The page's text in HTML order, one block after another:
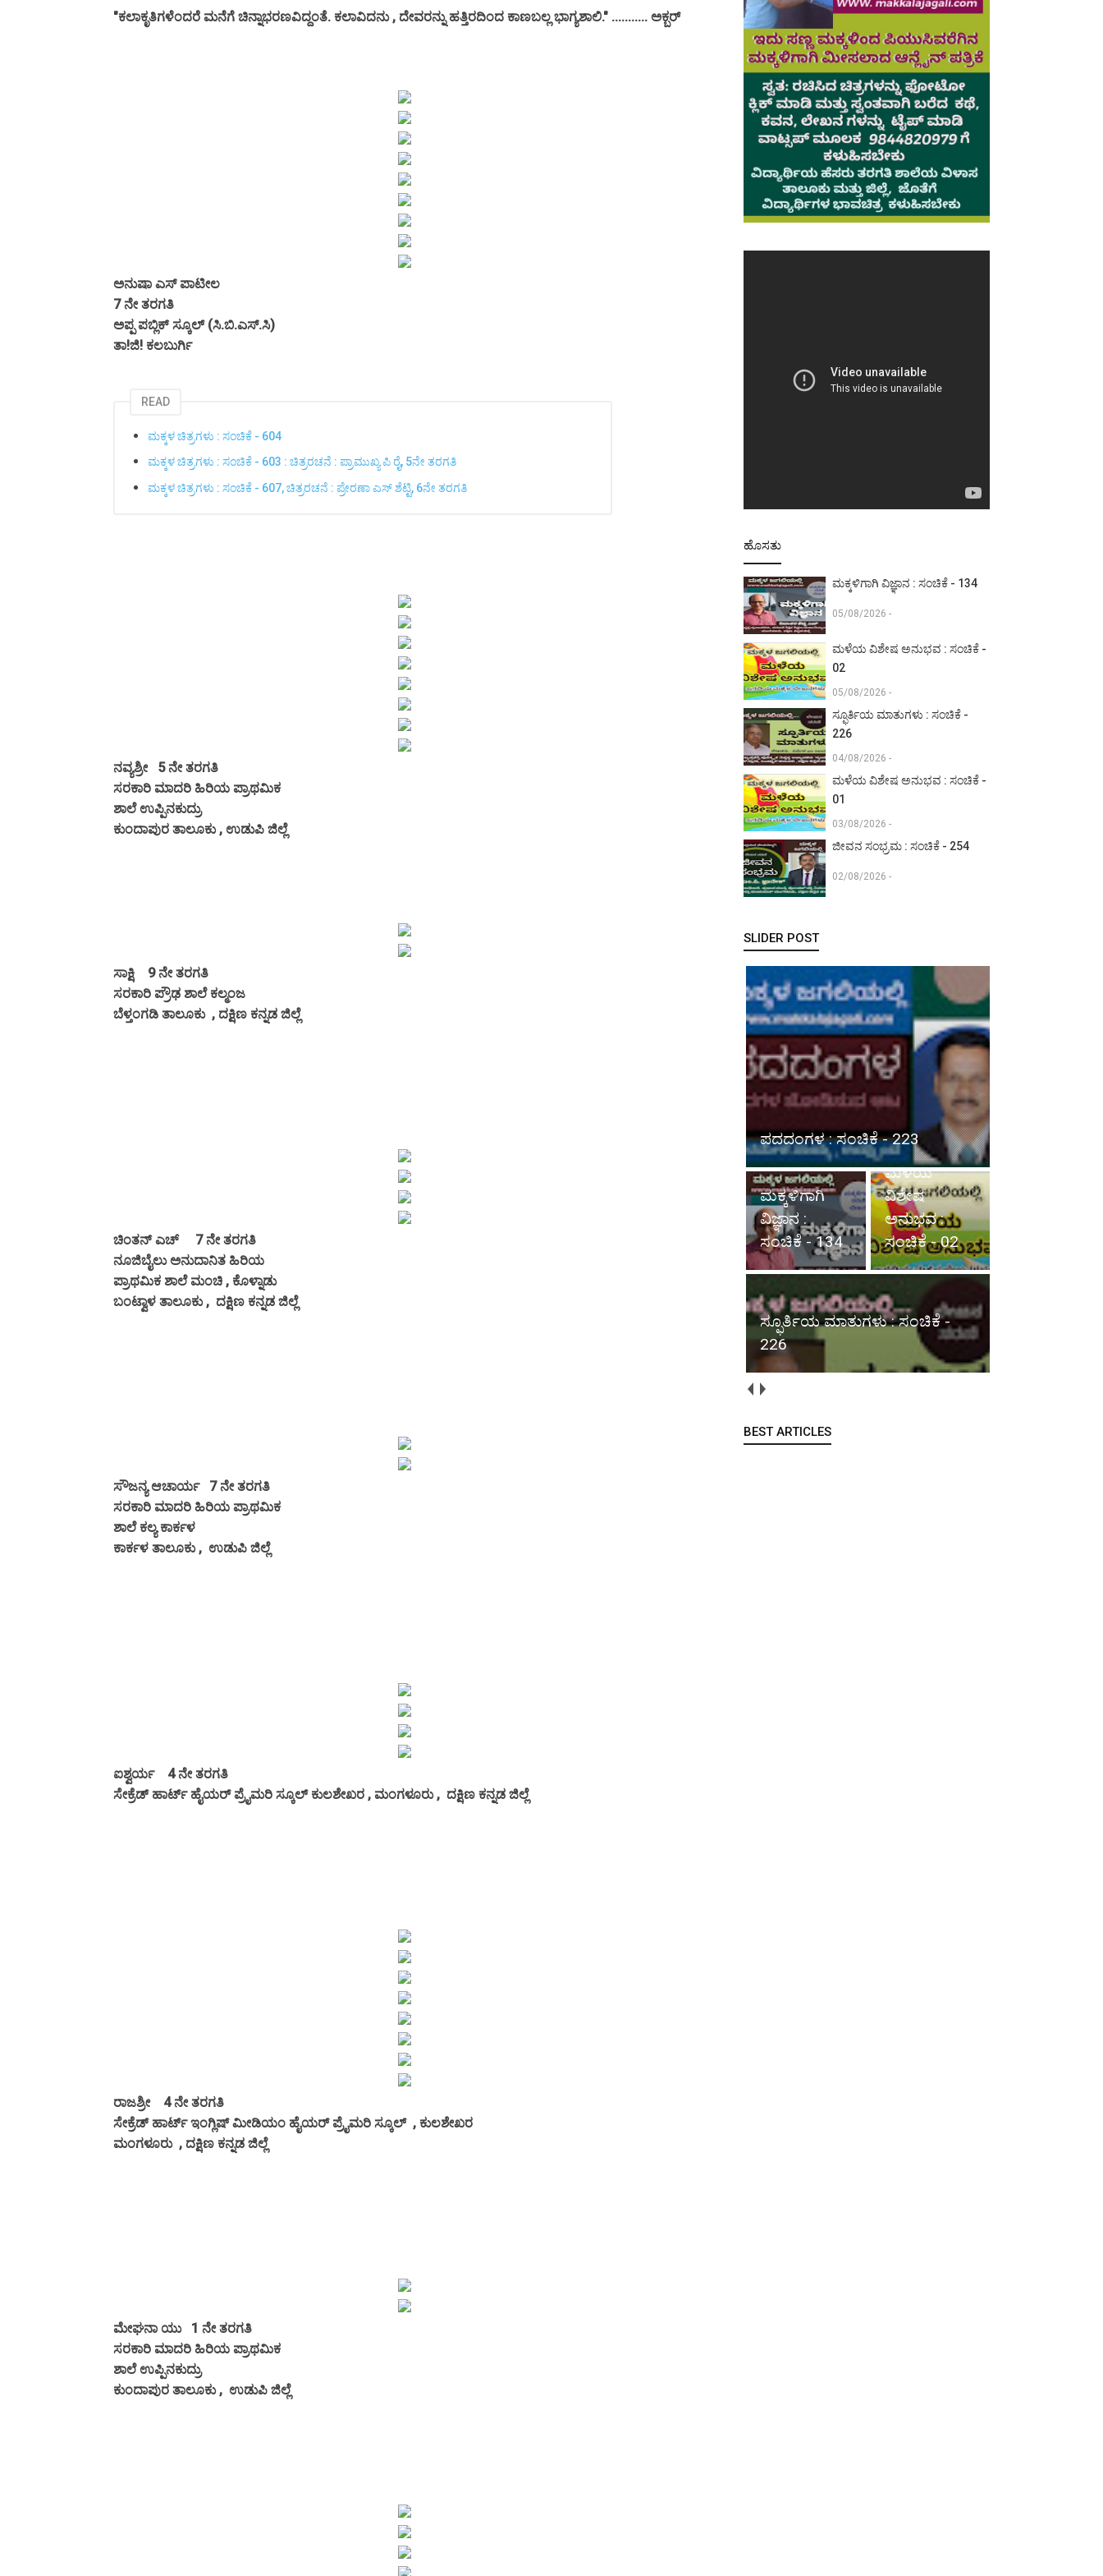
"ಕಲಾಕೃತಿಗಳೆಂದರೆ ಮನೆಗೆ ಚಿನ್ನಾಭರಣವಿದ್ದಂತೆ. ಕಲಾವಿದನು , ದೇವರನ್ನು ಹತ್ತಿರದಿಂದ ಕಾಣಬಲ್ಲ ಭಾಗ್ಯಶಾಲಿ." ........... ಅಕ್ಬರ್
ಅನುಷಾ ಎಸ್ ಪಾಟೀಲ
7 ನೇ ತರಗತಿ
ಅಪ್ಪ ಪಬ್ಲಿಕ್ ಸ್ಕೂಲ್ (ಸಿ.ಬಿ.ಎಸ್.ಸಿ)
ತಾ!ಜಿ! ಕಲಬುರ್ಗಿ
READ
ಮಕ್ಕಳ ಚಿತ್ರಗಳು : ಸಂಚಿಕೆ - 604
ಮಕ್ಕಳ ಚಿತ್ರಗಳು : ಸಂಚಿಕೆ - 603 : ಚಿತ್ರರಚನೆ : ಪ್ರಾಮುಖ್ಯ ಪಿ ರೈ, 5ನೇ ತರಗತಿ
ಮಕ್ಕಳ ಚಿತ್ರಗಳು : ಸಂಚಿಕೆ - 607, ಚಿತ್ರರಚನೆ : ಪ್ರೇರಣಾ ಎಸ್ ಶೆಟ್ಟಿ, 6ನೇ ತರಗತಿ
ನವ್ಯಶ್ರೀ 5 ನೇ ತರಗತಿ
ಸರಕಾರಿ ಮಾದರಿ ಹಿರಿಯ ಪ್ರಾಥಮಿಕ
ಶಾಲೆ ಉಪ್ಪಿನಕುದ್ರು
ಕುಂದಾಪುರ ತಾಲೂಕು , ಉಡುಪಿ ಜಿಲ್ಲೆ
ಸಾಕ್ಷಿ 9 ನೇ ತರಗತಿ
ಸರಕಾರಿ ಪ್ರೌಢ ಶಾಲೆ ಕಲ್ಮಂಜ
ಬೆಳ್ತಂಗಡಿ ತಾಲೂಕು , ದಕ್ಷಿಣ ಕನ್ನಡ ಜಿಲ್ಲೆ
ಚಿಂತನ್ ಎಚ್ 7 ನೇ ತರಗತಿ
ನೂಜಿಬೈಲು ಅನುದಾನಿತ ಹಿರಿಯ
ಪ್ರಾಥಮಿಕ ಶಾಲೆ ಮಂಚಿ , ಕೊಳ್ನಾಡು
ಬಂಟ್ವಾಳ ತಾಲೂಕು , ದಕ್ಷಿಣ ಕನ್ನಡ ಜಿಲ್ಲೆ
ಸೌಜನ್ಯ ಆಚಾರ್ಯ 7 ನೇ ತರಗತಿ
ಸರಕಾರಿ ಮಾದರಿ ಹಿರಿಯ ಪ್ರಾಥಮಿಕ
ಶಾಲೆ ಕಲ್ಯ ಕಾರ್ಕಳ
ಕಾರ್ಕಳ ತಾಲೂಕು , ಉಡುಪಿ ಜಿಲ್ಲೆ
ಐಶ್ವರ್ಯ 4 ನೇ ತರಗತಿ
ಸೇಕ್ರೆಡ್ ಹಾರ್ಟ್ ಹೈಯರ್ ಪ್ರೈಮರಿ ಸ್ಕೂಲ್ ಕುಲಶೇಖರ , ಮಂಗಳೂರು , ದಕ್ಷಿಣ ಕನ್ನಡ ಜಿಲ್ಲೆ
ರಾಜಶ್ರೀ 4 ನೇ ತರಗತಿ
ಸೇಕ್ರೆಡ್ ಹಾರ್ಟ್ ಇಂಗ್ಲಿಷ್ ಮೀಡಿಯಂ ಹೈಯರ್ ಪ್ರೈಮರಿ ಸ್ಕೂಲ್ , ಕುಲಶೇಖರ
ಮಂಗಳೂರು , ದಕ್ಷಿಣ ಕನ್ನಡ ಜಿಲ್ಲೆ
ಮೇಘನಾ ಯು 1 ನೇ ತರಗತಿ
ಸರಕಾರಿ ಮಾದರಿ ಹಿರಿಯ ಪ್ರಾಥಮಿಕ
ಶಾಲೆ ಉಪ್ಪಿನಕುದ್ರು
ಕುಂದಾಪುರ ತಾಲೂಕು , ಉಡುಪಿ ಜಿಲ್ಲೆ
ಹೊಸತು
ಮಕ್ಕಳಿಗಾಗಿ ವಿಜ್ಞಾನ : ಸಂಚಿಕೆ - 134
05/08/2026 -
ಮಳೆಯ ವಿಶೇಷ ಅನುಭವ : ಸಂಚಿಕೆ -
02
05/08/2026 -
ಸ್ಫೂರ್ತಿಯ ಮಾತುಗಳು : ಸಂಚಿಕೆ -
226
04/08/2026 -
ಮಳೆಯ ವಿಶೇಷ ಅನುಭವ : ಸಂಚಿಕೆ -
01
03/08/2026 -
ಜೀವನ ಸಂಭ್ರಮ : ಸಂಚಿಕೆ - 254
02/08/2026 -
SLIDER POST
ಮಕ್ಕಳಿಗಾಗಿ ವಿಜ್ಞಾನ : ಸಂಚಿಕೆ -
134
ಮಳೆಯ
ವಿಶೇಷ
ಅನುಭವ :
ಸಂಚಿಕೆ - 02
ಸ್ಫೂರ್ತಿಯ
ಮಾತುಗಳು : ಸಂಚಿಕೆ
- 226
ಮಳೆಯ ವಿಶೇಷ ಅನುಭವ : ಸಂಚಿಕೆ -
01
BEST ARTICLES